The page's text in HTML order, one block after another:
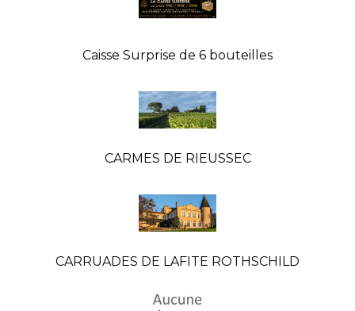
Caisse Surprise de 6 bouteilles
CARMES DE RIEUSSEC
CARRUADES DE LAFITE ROTHSCHILD